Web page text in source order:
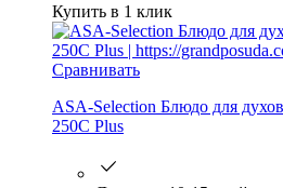
Купить в 1 клик
Сравнивать
ASA-Selection Блюдо для
250C Plus